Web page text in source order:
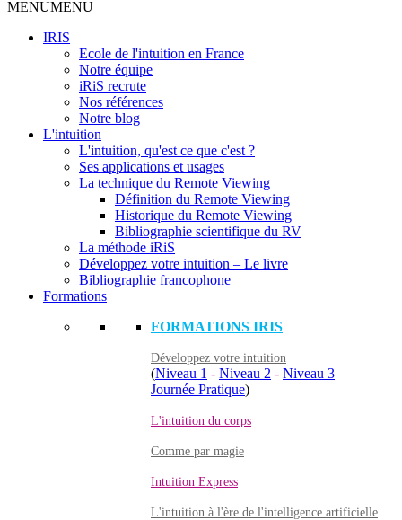
MENUMENU
IRIS
Ecole de l'intuition en France
Notre équipe
iRiS recrute
Nos références
Notre blog
L'intuition
L'intuition, qu'est ce que c'est ?
Ses applications et usages
La technique du Remote Viewing
Définition du Remote Viewing
Historique du Remote Viewing
Bibliographie scientifique du RV
La méthode iRiS
Développez votre intuition – Le livre
Bibliographie francophone
Formations
FORMATIONS IRIS
Développez votre intuition
(Niveau 1 - Niveau 2 - Niveau 3
Journée Pratique)
L'intuition du corps
Comme par magie
Intuition Express
L'intuition à l'ère de l'intelligence artificielle